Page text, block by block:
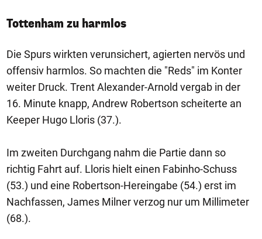
Tottenham zu harmlos
Die Spurs wirkten verunsichert, agierten nervös und
offensiv harmlos. So machten die "Reds" im Konter
weiter Druck. Trent Alexander-Arnold vergab in der
16. Minute knapp, Andrew Robertson scheiterte an
Keeper Hugo Lloris (37.).
Im zweiten Durchgang nahm die Partie dann so
richtig Fahrt auf. Lloris hielt einen Fabinho-Schuss
(53.) und eine Robertson-Hereingabe (54.) erst im
Nachfassen, James Milner verzog nur um Millimeter
(68.).